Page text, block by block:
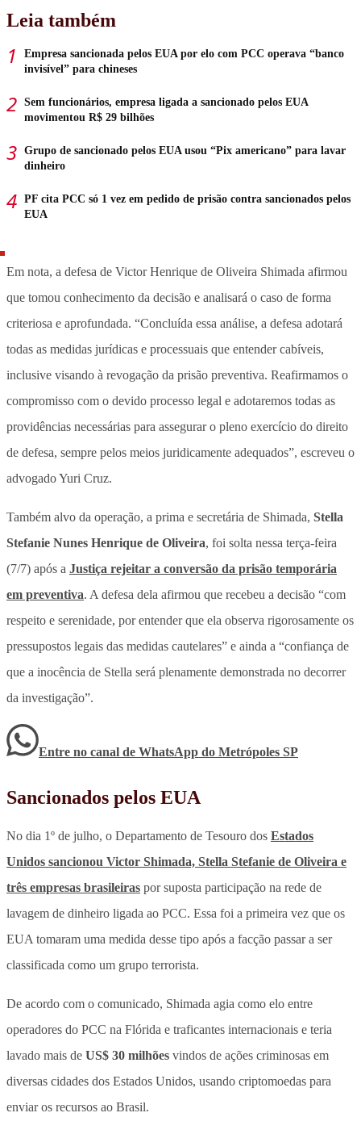
Leia também
Empresa sancionada pelos EUA por elo com PCC operava “banco
invisível” para chineses
Sem funcionários, empresa ligada a sancionado pelos EUA
movimentou R$ 29 bilhões
Grupo de sancionado pelos EUA usou “Pix americano” para lavar
dinheiro
PF cita PCC só 1 vez em pedido de prisão contra sancionados pelos
EUA
Em nota, a defesa de Victor Henrique de Oliveira Shimada afirmou
que tomou conhecimento da decisão e analisará o caso de forma
criteriosa e aprofundada. “Concluída essa análise, a defesa adotará
todas as medidas jurídicas e processuais que entender cabíveis,
inclusive visando à revogação da prisão preventiva. Reafirmamos o
compromisso com o devido processo legal e adotaremos todas as
providências necessárias para assegurar o pleno exercício do direito
de defesa, sempre pelos meios juridicamente adequados”, escreveu o
advogado Yuri Cruz.
Também alvo da operação, a prima e secretária de Shimada, Stella
Stefanie Nunes Henrique de Oliveira, foi solta nessa terça-feira
(7/7) após a Justiça rejeitar a conversão da prisão temporária
em preventiva. A defesa dela afirmou que recebeu a decisão “com
respeito e serenidade, por entender que ela observa rigorosamente os
pressupostos legais das medidas cautelares” e ainda a “confiança de
que a inocência de Stella será plenamente demonstrada no decorrer
da investigação”.
Entre no canal de WhatsApp do Metrópoles SP
Sancionados pelos EUA
No dia 1º de julho, o Departamento de Tesouro dos Estados
Unidos sancionou Victor Shimada, Stella Stefanie de Oliveira e
três empresas brasileiras por suposta participação na rede de
lavagem de dinheiro ligada ao PCC. Essa foi a primeira vez que os
EUA tomaram uma medida desse tipo após a facção passar a ser
classificada como um grupo terrorista.
De acordo com o comunicado, Shimada agia como elo entre
operadores do PCC na Flórida e traficantes internacionais e teria
lavado mais de US$ 30 milhões vindos de ações criminosas em
diversas cidades dos Estados Unidos, usando criptomoedas para
enviar os recursos ao Brasil.